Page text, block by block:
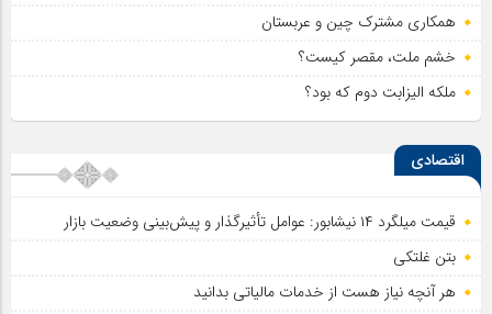
همکاری مشترک چین و عربستان
خشم ملت، مقصر کیست؟
ملکه الیزابت دوم که بود؟
اقتصادی
قیمت میلگرد ۱۴ نیشابور: عوامل تأثیرگذار و پیش‌بینی وضعیت بازار
بتن غلتکی
هر آنچه نیاز هست از خدمات مالیاتی بدانید